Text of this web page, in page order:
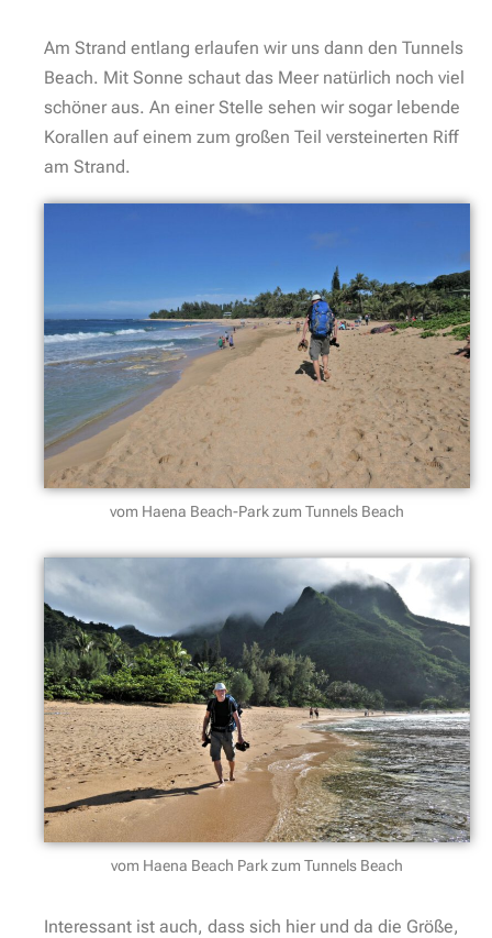
Am Strand entlang erlaufen wir uns dann den Tunnels
Beach. Mit Sonne schaut das Meer natürlich noch viel
schöner aus. An einer Stelle sehen wir sogar lebende
Korallen auf einem zum großen Teil versteinerten Riff
am Strand.
vom Haena Beach-Park zum Tunnels Beach
vom Haena Beach Park zum Tunnels Beach
Interessant ist auch, dass sich hier und da die Größe,